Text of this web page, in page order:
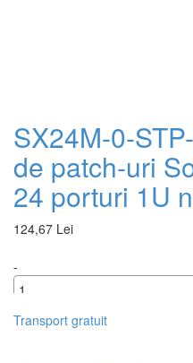
SX24M-0-
de patch-uri
24 porturi 1U
124,67 Lei
-
+
Transport gratuit